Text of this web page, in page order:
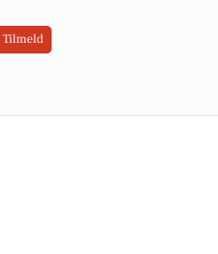
Tilmeld